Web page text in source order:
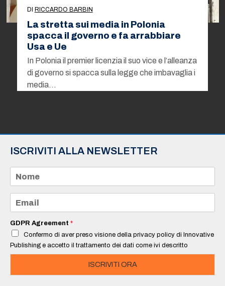
DI RICCARDO BARBIN
La stretta sui media in Polonia
spacca il governo e fa arrabbiare
Usa e Ue
In Polonia il premier licenzia il suo vice e l’alleanza
di governo si spacca sulla legge che imbavaglia i
media…
ISCRIVITI ALLA NEWSLETTER
m
e
a
i
*
GDPR Agreement *
Confermo di aver preso visione della privacy policy di Innovative
Publishing e accetto il trattamento dei dati come ivi descritto
ISCRIVITI ORA